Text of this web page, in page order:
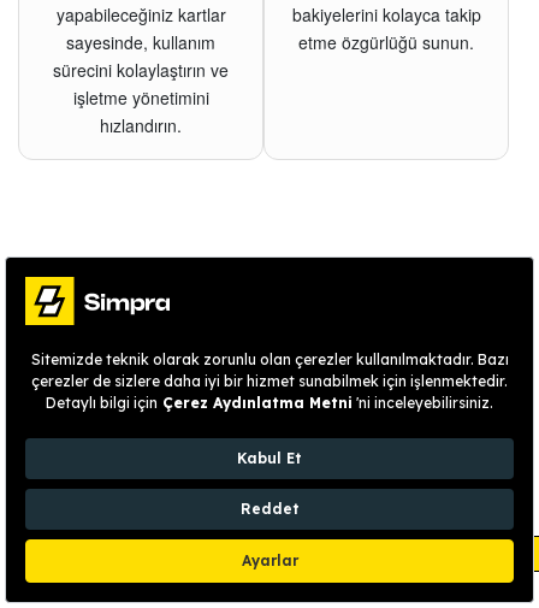
yapabileceğiniz kartlar
sayesinde, kullanım
sürecini kolaylaştırın ve
işletme yönetimini
hızlandırın.
bakiyelerini kolayca takip
etme özgürlüğü sunun.
PreviousNext